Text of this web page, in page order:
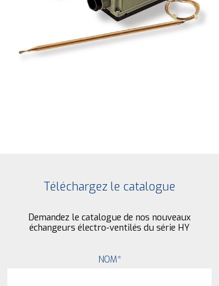
Téléchargez le catalogue
Demandez le catalogue de nos nouveaux
échangeurs électro-ventilés du série HY
NOM*